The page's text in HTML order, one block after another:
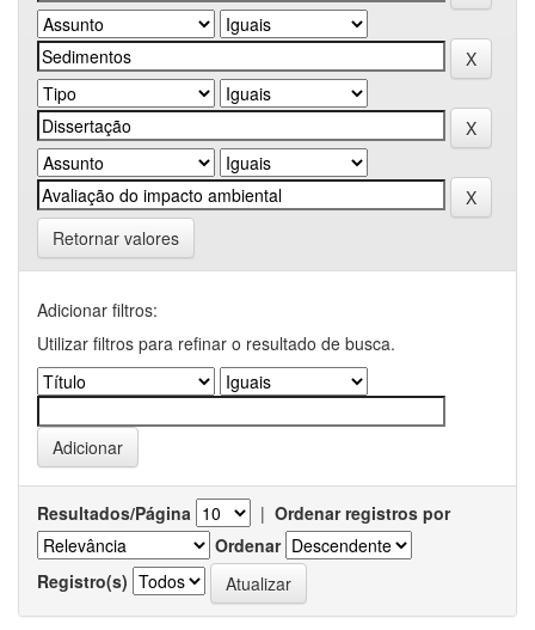
Retornar valores
Adicionar filtros:
Utilizar filtros para refinar o resultado de busca.
Resultados/Página | Ordenar registros por
Ordenar
Registro(s)